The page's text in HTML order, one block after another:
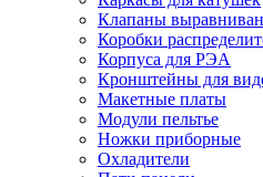
Клапаны
Коробки
Корпуса для РЭА
Кронштейны для
Макетные платы
Модули пельтье
Ножки приборные
Охладители